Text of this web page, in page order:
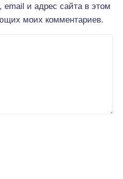
и адрес сайта в этом
моих комментариев.